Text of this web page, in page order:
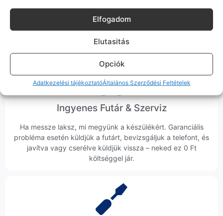
Elfogadom
Elutasitás
Opciók
Adatkezelési tájékoztatóÁltalános Szerződési Feltételek
Hibázni emberi dolog, de a felelősségvállalás nálunk alap.
Ha ritkán előfordul egy hiba, nem kifogásokat keresünk,
hanem megoldást. Szakértő kollégáink azonnal kézbe
veszik az ügyedet.
Ingyenes Futár & Szerviz
Ha messze laksz, mi megyünk a készülékért. Garanciális
probléma esetén küldjük a futárt, bevizsgáljuk a telefont, és
javítva vagy cserélve küldjük vissza – neked ez 0 Ft
költséggel jár.